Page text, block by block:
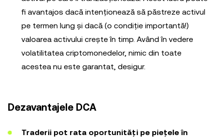
fi avantajos dacă intenționează să păstreze activul
pe termen lung și dacă (o condiție importantă!)
valoarea activului crește în timp. Având în vedere
volatilitatea criptomonedelor, nimic din toate
acestea nu este garantat, desigur.
Dezavantajele DCA
Traderii pot rata oportunități pe piețele în